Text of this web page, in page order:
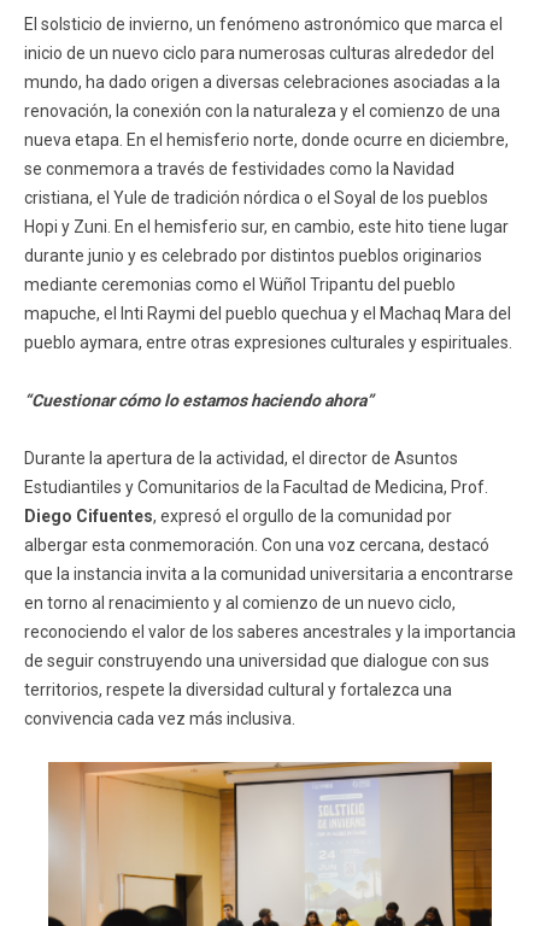
El solsticio de invierno, un fenómeno astronómico que marca el
inicio de un nuevo ciclo para numerosas culturas alrededor del
mundo, ha dado origen a diversas celebraciones asociadas a la
renovación, la conexión con la naturaleza y el comienzo de una
nueva etapa. En el hemisferio norte, donde ocurre en diciembre,
se conmemora a través de festividades como la Navidad
cristiana, el Yule de tradición nórdica o el Soyal de los pueblos
Hopi y Zuni. En el hemisferio sur, en cambio, este hito tiene lugar
durante junio y es celebrado por distintos pueblos originarios
mediante ceremonias como el Wüñol Tripantu del pueblo
mapuche, el Inti Raymi del pueblo quechua y el Machaq Mara del
pueblo aymara, entre otras expresiones culturales y espirituales.
“Cuestionar cómo lo estamos haciendo ahora”
Durante la apertura de la actividad, el director de Asuntos
Estudiantiles y Comunitarios de la Facultad de Medicina, Prof.
Diego Cifuentes, expresó el orgullo de la comunidad por
albergar esta conmemoración. Con una voz cercana, destacó
que la instancia invita a la comunidad universitaria a encontrarse
en torno al renacimiento y al comienzo de un nuevo ciclo,
reconociendo el valor de los saberes ancestrales y la importancia
de seguir construyendo una universidad que dialogue con sus
territorios, respete la diversidad cultural y fortalezca una
convivencia cada vez más inclusiva.